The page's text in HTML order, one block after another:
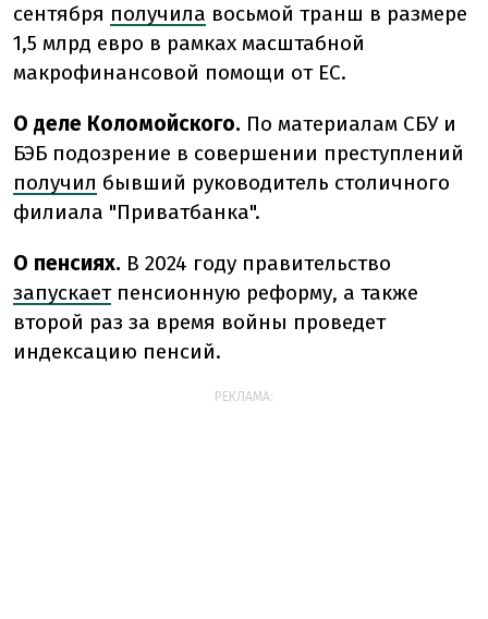
сентября получила восьмой транш в размере
1,5 млрд евро в рамках масштабной
макрофинансовой помощи от ЕС.
О деле Коломойского. По материалам СБУ и
БЭБ подозрение в совершении преступлений
получил бывший руководитель столичного
филиала "Приватбанка".
О пенсиях. В 2024 году правительство
запускаетпенсионную реформу, а также
второй раз за время войны проведет
индексацию пенсий.
РЕКЛАМА: